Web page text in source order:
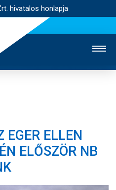
hivatalos honlapja
WEBSHOP
STADION
KAPCSOLAT
EGER ELLEN
ELŐSZÖR NB